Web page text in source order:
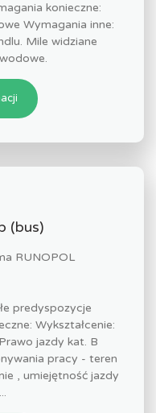
konieczne:
Wymagania inne:
Mile widziane
(bus)
RUNOPOL
predyspozycje
Wykształcenie:
jazdy kat. B
pracy - teren
, umiejętność jazdy